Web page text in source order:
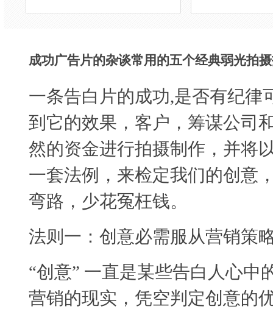
成功广告片的杂谈常用的五个经典弱光拍
一条告白片的成功,是否有纪律
到它的效果，客户，筹谋公司
然的资金进行拍摄制作，并将
一套法例，来检定我们的创意
弯路，少花冤枉钱。
法则一：创意必需服从营销策
“创意” 一直是某些告白人心中
营销的现实，凭空判定创意的